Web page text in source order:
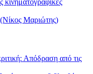
Μαριώτης)
Απόδραση από τις